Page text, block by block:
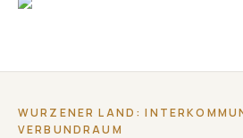
WURZENER LAND:
VERBUNDRAUM